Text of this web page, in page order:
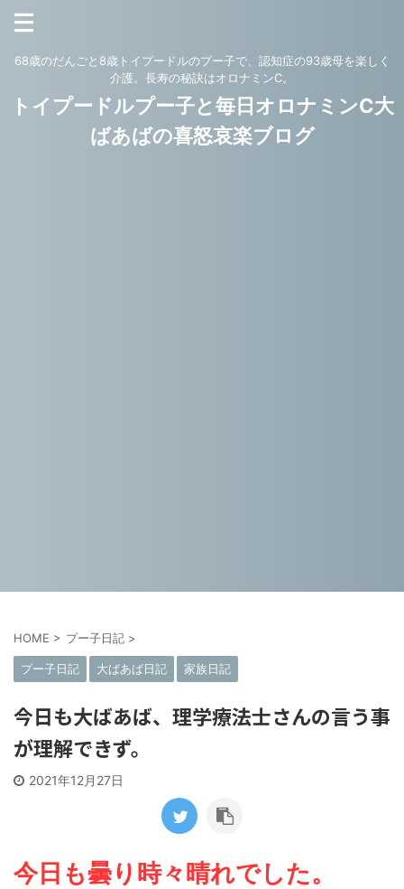
68歳のだんごと8歳トイプードルのプー子で、認知症の93歳母を楽しく
介護。長寿の秘訣はオロナミンC。
トイプードルプー子と毎日オロナミンC大
ばあばの喜怒哀楽ブログ
HOME > プー子日記 >
プー子日記 大ばあば日記 家族日記
今日も大ばあば、理学療法士さんの言う事
が理解できず。
2021年12月27日
今日も曇り時々晴れでした。